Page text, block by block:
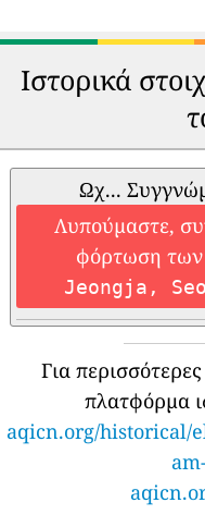
Ιστορικά
Ωχ...
Λυπούμαστε,
φόρτωση των
Jeongja,
Για
πλατφόρμα
aqicn.org/historical/